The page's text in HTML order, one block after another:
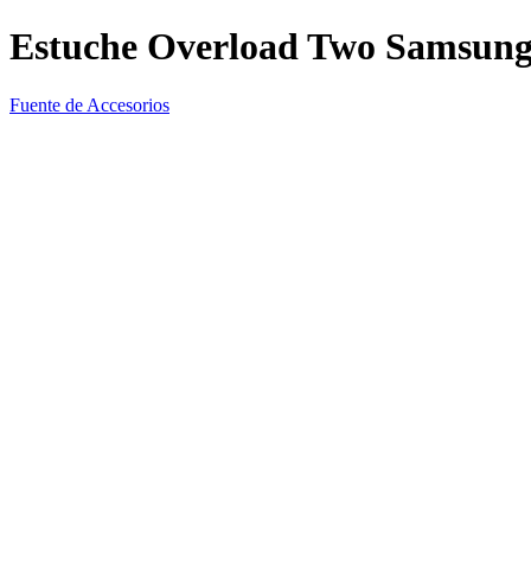
Estuche Overload Two
Fuente de Accesorios